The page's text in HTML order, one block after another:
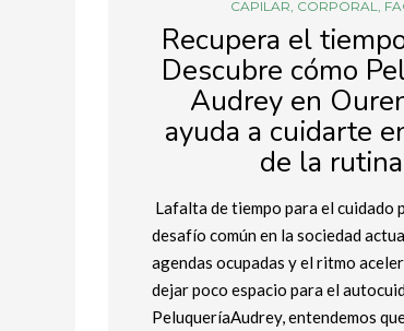
CAPILAR CORPORAL
Recupera el
Descubre cómo
Audrey en
ayuda a cuidarte
de la rutina
Lafalta de tiempo para el cuidado
desafío común en la sociedad
agendas ocupadas y el ritmo
dejar poco espacio para el
PeluqueríaAudrey, entendemos